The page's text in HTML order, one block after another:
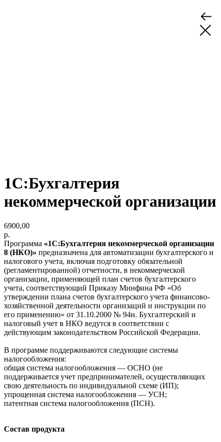
1С:Бухгалтерия
некоммерческой организации
6900,00
р.
Программа «1С:Бухгалтерия некоммерческой организации
8 (НКО)» предназначена для автоматизации бухгалтерского и
налогового учета, включая подготовку обязательной
(регламентированной) отчетности, в некоммерческой
организации, применяющей план счетов бухгалтерского
учета, соответствующий Приказу Минфина РФ «Об
утверждении плана счетов бухгалтерского учета финансово-
хозяйственной деятельности организаций и инструкции по
его применению» от 31.10.2000 № 94н. Бухгалтерский и
налоговый учет в НКО ведутся в соответствии с
действующим законодательством Российской Федерации.
В программе поддерживаются следующие системы
налогообложения:
общая система налогообложения — ОСНО (не
поддерживается учет предпринимателей, осуществляющих
свою деятельность по индивидуальной схеме (ИП);
упрощенная система налогообложения — УСН;
патентная система налогообложения (ПСН).
Состав продукта